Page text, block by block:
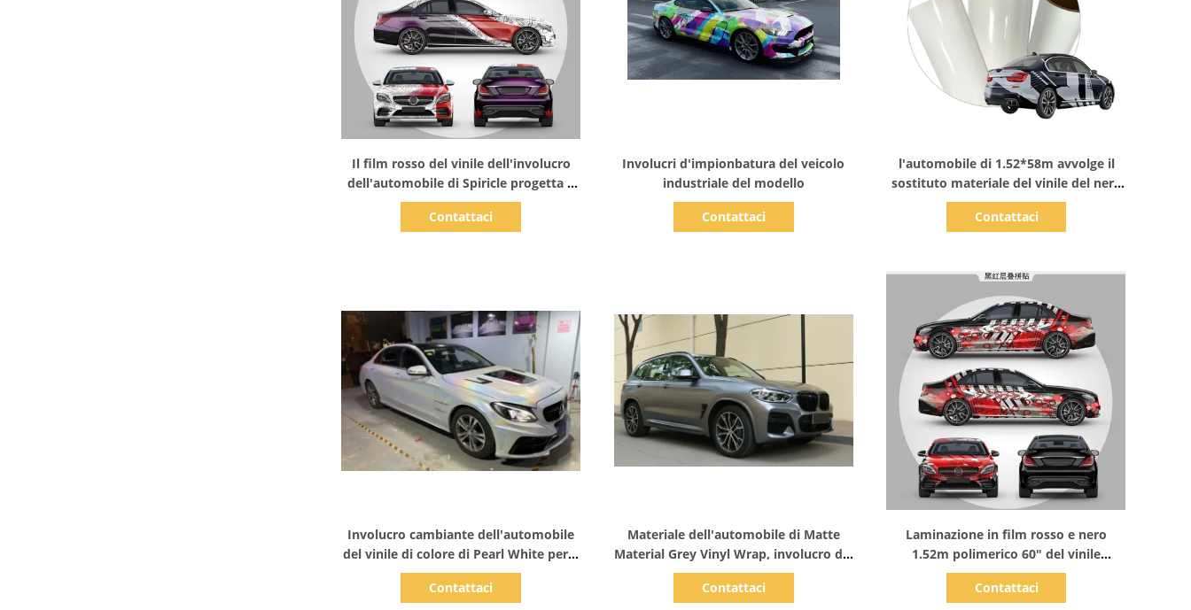
Il film rosso del vinile dell'involucro
dell'automobile di Spiricle progetta il
film per il cliente stampato
dell'automobile del PVC
Contattaci
Involucri d'impionbatura del veicolo
industriale del modello
Contattaci
l'automobile di 1.52*58m avvolge il
sostituto materiale del vinile del nero
del cammuffamento del modello
dell'automobile stampabile del vinile a
Contattaci
Involucro cambiante dell'automobile
del vinile di colore di Pearl White per il
modello del BENZ
Contattaci
Materiale dell'automobile di Matte
Material Grey Vinyl Wrap, involucro del
vinile 80micron
Contattaci
Laminazione in film rosso e nero
1.52m polimerico 60" del vinile
dell'involucro dell'automobile
progettazione libera 160g
Contattaci